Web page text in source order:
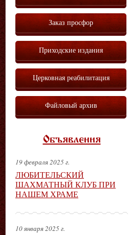
Заказ просфор
Приходские издания
Церковная реабилитация
Файловый архив
Объявления
19 февраля 2025 г.
ЛЮБИТЕЛЬСКИЙ
ШАХМАТНЫЙ КЛУБ ПРИ
НАШЕМ ХРАМЕ
10 января 2025 г.